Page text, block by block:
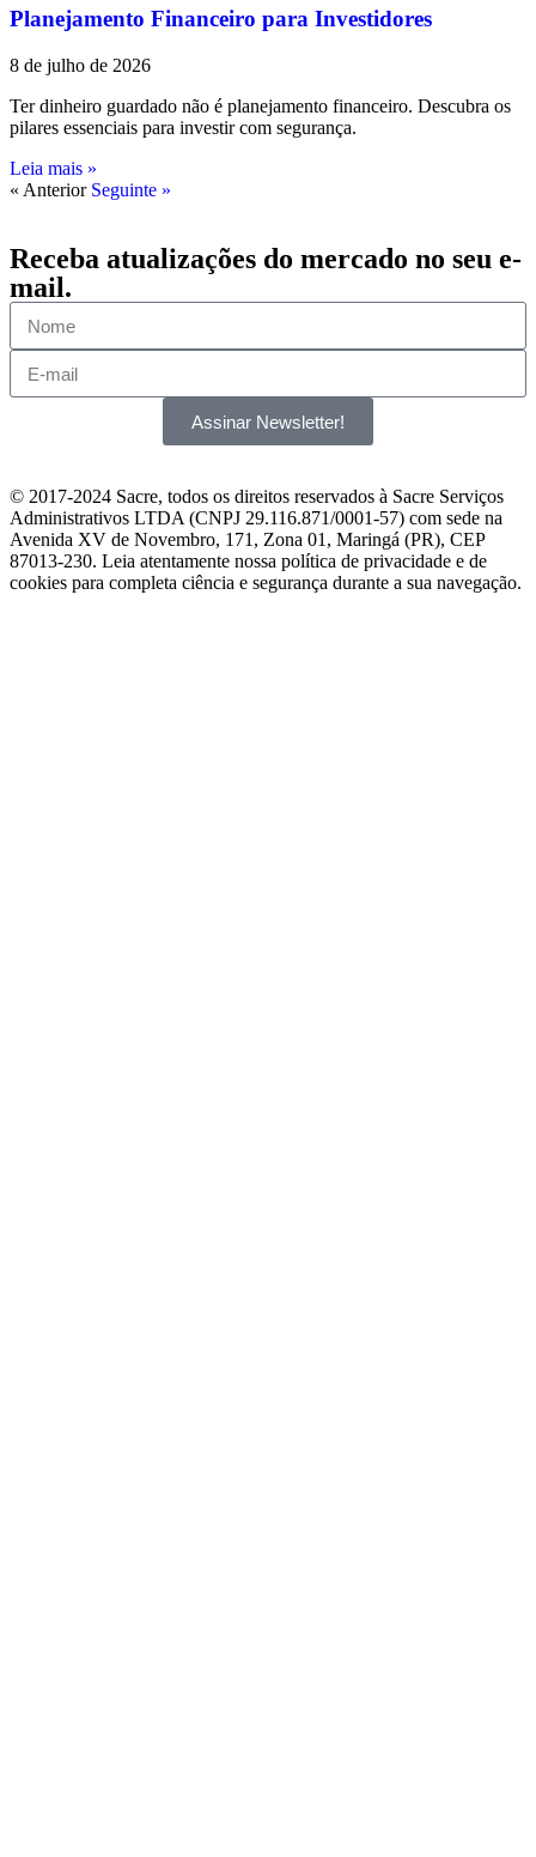
Planejamento Financeiro para Investidores
8 de julho de 2026
Ter dinheiro guardado não é planejamento financeiro. Descubra os
pilares essenciais para investir com segurança.
Leia mais »
« Anterior Seguinte »
Receba atualizações do mercado no seu e-
mail.
Assinar Newsletter!
© 2017-2024 Sacre, todos os direitos reservados à Sacre Serviços
Administrativos LTDA (CNPJ 29.116.871/0001-57) com sede na
Avenida XV de Novembro, 171, Zona 01, Maringá (PR), CEP
87013-230. Leia atentamente nossa política de privacidade e de
cookies para completa ciência e segurança durante a sua navegação.